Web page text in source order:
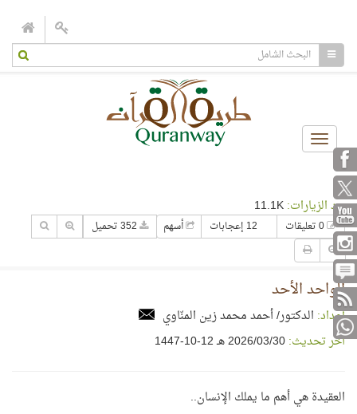
Toggle
navigation
عدد الزيارات:
12 إعجابات أسهم
الواحد الأحد
إعداد: الدكتور/ أحمد محمد زين المنّاوي
آخر تحديث:30‏/03‏/2026 هـ 12-10-1447
العقيدة هي أهم ما يملك الإنسان..